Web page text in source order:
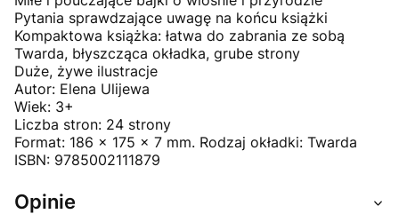
Pytania sprawdzające uwagę na końcu książki
Kompaktowa książka: łatwa do zabrania ze sobą
Twarda, błyszcząca okładka, grube strony
Duże, żywe ilustracje
Autor: Elena Ulijewa
Wiek: 3+
Liczba stron: 24 strony
Format: 186 x 175 x 7 mm. Rodzaj okładki: Twarda
ISBN: 9785002111879
Opinie